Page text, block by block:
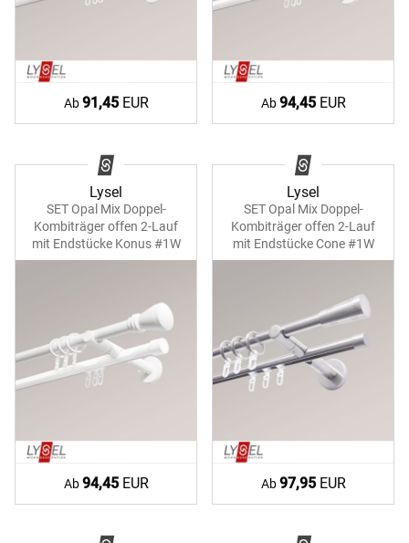
Ab91,45EUR Ab94,45EUR
Lysel
SET Opal Mix Doppel-
Kombiträger offen 2-Lauf
mit Endstücke Konus #1W
Ab94,45EUR
Lysel
SET Opal Mix Doppel-
Kombiträger offen 2-Lauf
mit Endstücke Cone #1W
Ab97,95EUR